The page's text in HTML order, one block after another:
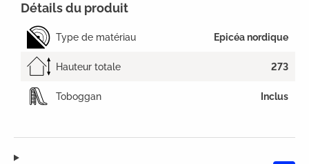
Détails du produit
Type de matériau Epicéa nordique
Hauteur totale 273
Toboggan Inclus